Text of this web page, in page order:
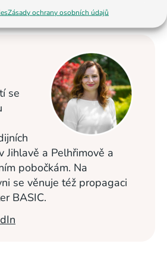
Zásady ochrany osobních údajů
se
Jihlavě a Pelhřimově a
pobočkám. Na
se věnuje též propagaci
BASIC.